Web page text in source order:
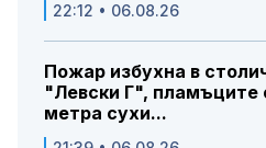
22:12 • 06.08.26
Пожар избухна в
"Левски Г", пламъците
метра сухи...